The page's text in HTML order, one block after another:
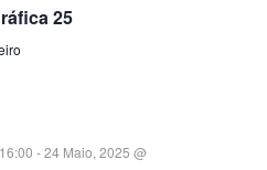
25
-24 Maio, 2025 @